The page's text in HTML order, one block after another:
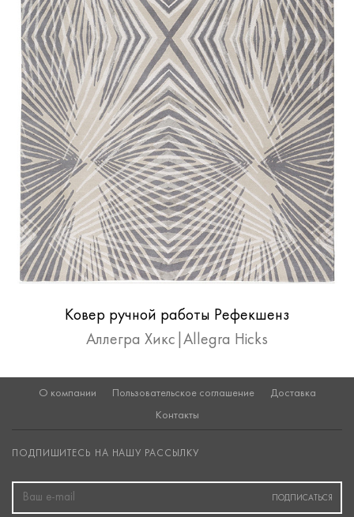
Ковер ручной работы Рефекшенз
Сильвер|Reflections Silver
Аллегра Хикс|Allegra Hicks
О компании Пользовательское соглашение Доставка
Контакты
ПОДПИШИТЕСЬ НА НАШУ РАССЫЛКУ
ПОДПИСАТЬСЯ